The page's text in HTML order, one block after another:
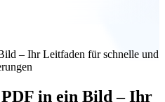
– Ihr Leitfaden für schnelle und
in ein Bild – Ihr